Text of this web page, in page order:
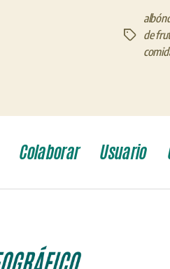
Etiquetas
de
Colaborar Usuario